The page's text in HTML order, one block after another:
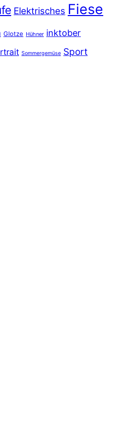
Elektrisches Fiese
Glotze Hühner inktober
Sommergemüse Sport